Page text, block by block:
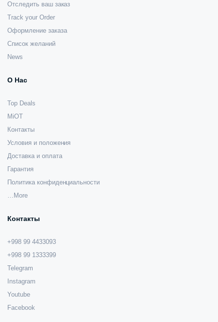
Отследить ваш заказ
Track your Order
Оформление заказа
Список желаний
News
О Нас
Top Deals
MiOT
Контакты
Условия и положения
Доставка и оплата
Гарантия
Политика конфиденциальности
…More
Контакты
+998 99 4433093
+998 99 1333399
Telegram
Instagram
Youtube
Facebook